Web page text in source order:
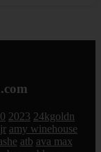
2023 24kgoldn
amy winehouse
atb ava max